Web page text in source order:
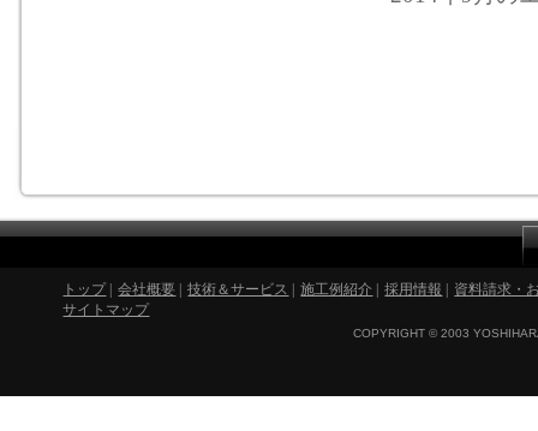
トップ| 会社概要 | 技術＆サービス | 施工例紹介 | 採用情報 | 資料請求・
サイトマップ
COPYRIGHT © 2003